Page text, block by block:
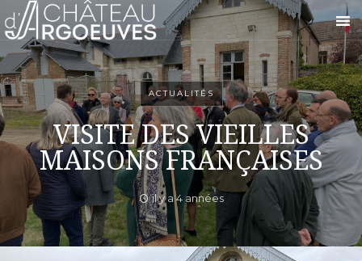
ACTUALITÉS
VISITE DES VIEILLES
MAISONS FRANÇAISES
il y a 4 années